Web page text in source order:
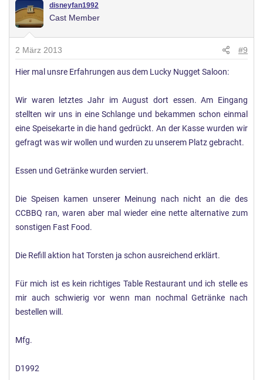
disneyfan1992
Cast Member
2 März 2013 #9
Hier mal unsre Erfahrungen aus dem Lucky Nugget Saloon:
Wir waren letztes Jahr im August dort essen. Am Eingang
stellten wir uns in eine Schlange und bekammen schon einmal
eine Speisekarte in die hand gedrückt. An der Kasse wurden wir
gefragt was wir wollen und wurden zu unserem Platz gebracht.
Essen und Getränke wurden serviert.
Die Speisen kamen unserer Meinung nach nicht an die des
CCBBQ ran, waren aber mal wieder eine nette alternative zum
sonstigen Fast Food.
Die Refill aktion hat Torsten ja schon ausreichend erklärt.
Für mich ist es kein richtiges Table Restaurant und ich stelle es
mir auch schwierig vor wenn man nochmal Getränke nach
bestellen will.
Mfg.
D1992